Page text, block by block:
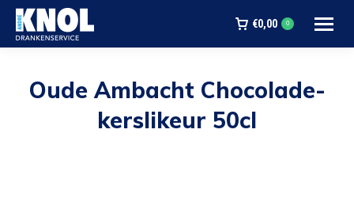
€0,00 0
Oude Ambacht Chocolade-
kerslikeur 50cl